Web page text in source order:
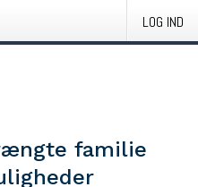
LOG IND
familie